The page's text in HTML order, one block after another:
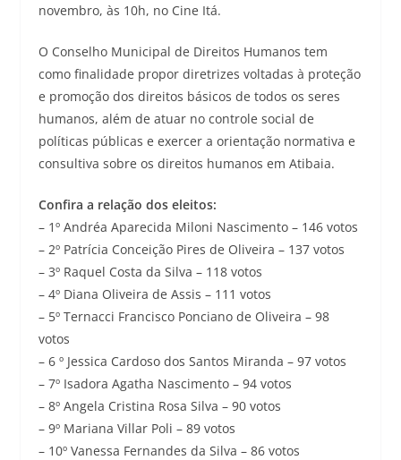
novembro, às 10h, no Cine Itá.
O Conselho Municipal de Direitos Humanos tem
como finalidade propor diretrizes voltadas à proteção
e promoção dos direitos básicos de todos os seres
humanos, além de atuar no controle social de
políticas públicas e exercer a orientação normativa e
consultiva sobre os direitos humanos em Atibaia.
Confira a relação dos eleitos:
– 1º Andréa Aparecida Miloni Nascimento – 146 votos
– 2º Patrícia Conceição Pires de Oliveira – 137 votos
– 3º Raquel Costa da Silva – 118 votos
– 4º Diana Oliveira de Assis – 111 votos
– 5º Ternacci Francisco Ponciano de Oliveira – 98
votos
– 6 º Jessica Cardoso dos Santos Miranda – 97 votos
– 7º Isadora Agatha Nascimento – 94 votos
– 8º Angela Cristina Rosa Silva – 90 votos
– 9º Mariana Villar Poli – 89 votos
– 10º Vanessa Fernandes da Silva – 86 votos